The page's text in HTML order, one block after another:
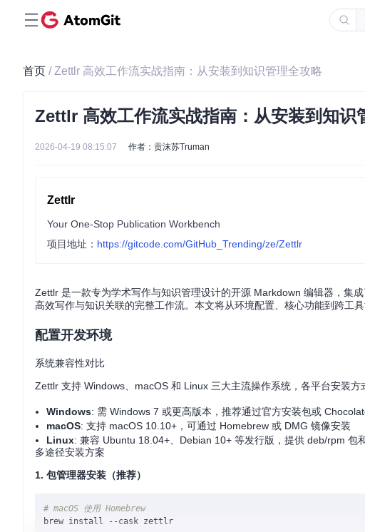
首页 / Zettlr 高效工作流实战指南：从安装到知识管理全攻略
Zettlr 高效工作流实战指南：从安装到知识
2026-04-19 08:15:07 作者：贡沫苏Truman
Zettlr
Your One-Stop Publication Workbench
项目地址： https://gitcode.com/GitHub_Trending/ze/Zettlr
Zettlr 是一款专为学术写作与知识管理设计的开源 Markdown 编辑器，集
高效写作与知识关联的完整工作流。本文将从环境配置、核心功能到跨工
配置开发环境
系统兼容性对比
Zettlr 支持 Windows、macOS 和 Linux 三大主流操作系统，各平台安装方
Windows: 需 Windows 7 或更高版本，推荐通过官方安装包或
macOS: 支持 macOS 10.10+，可通过 Homebrew 或 DMG 镜像安装
Linux: 兼容 Ubuntu 18.04+、Debian 10+ 等发行版，提供 deb/rpm 包
多途径安装方案
1. 包管理器安装（推荐）
# macOS 使用 Homebrew
brew install --cask zettlr